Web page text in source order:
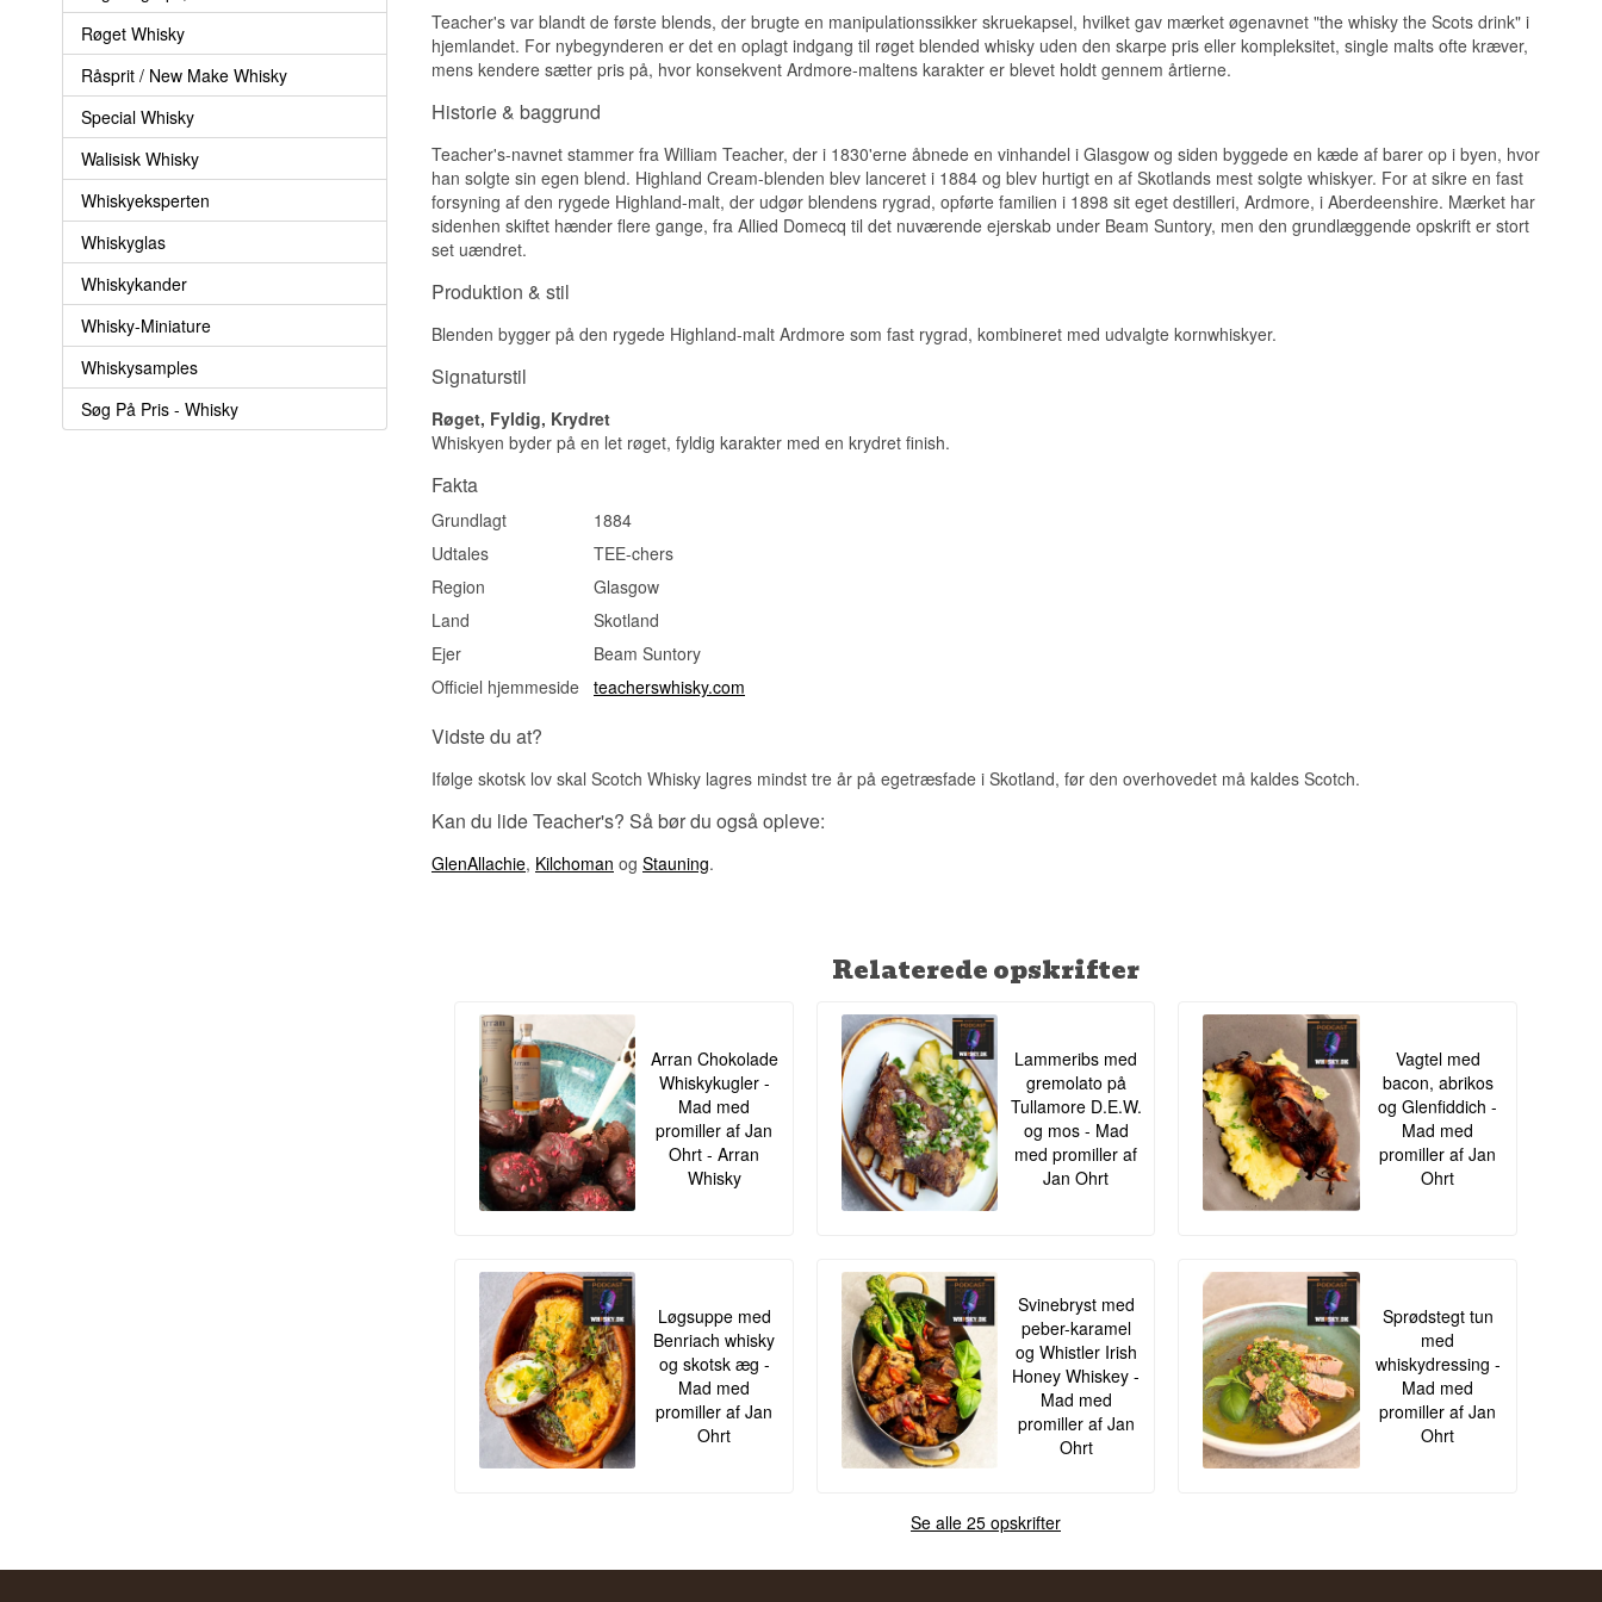
Røget Whisky
Råsprit / New Make Whisky
Special Whisky
Walisisk Whisky
Whiskyeksperten
Whiskyglas
Whiskykander
Whisky-Miniature
Whiskysamples
Søg På Pris - Whisky
Næse
Dyb malthed i starten, der udvikler sig til sødere toner af moden frugt og honning.
Eftersmag
Medium lang med varm sødme og et strejf af tørrede frugter.
Destilleri: William Teacher & Sons (kernemalt fra Ardmore)
EAN nr.: 5010093210007
Vidste du at?
William Teacher startede med at sælge whisky fra sin kones købmandsbutik i
Glasgow i 1830, længe før Highland Cream-navnet blev registreret i 1884.
Se hele vores udvalg af
Teacher's var blandt de første blends, der brugte en manipulationssikker skruekapsel, hvilket gav mærket øgenavnet "the whisky the Scots drink" i
hjemlandet. For nybegynderen er det en oplagt indgang til røget blended whisky uden den skarpe pris eller kompleksitet, single malts ofte kræver,
mens kendere sætter pris på, hvor konsekvent Ardmore-maltens karakter er blevet holdt gennem årtierne.
Historie & baggrund
Teacher's-navnet stammer fra William Teacher, der i 1830'erne åbnede en vinhandel i Glasgow og siden byggede en kæde af barer op i byen, hvor
han solgte sin egen blend. Highland Cream-blenden blev lanceret i 1884 og blev hurtigt en af Skotlands mest solgte whiskyer. For at sikre en fast
forsyning af den rygede Highland-malt, der udgør blendens rygrad, opførte familien i 1898 sit eget destilleri, Ardmore, i Aberdeenshire. Mærket har
sidenhen skiftet hænder flere gange, fra Allied Domecq til det nuværende ejerskab under Beam Suntory, men den grundlæggende opskrift er stort
set uændret.
Produktion & stil
Blenden bygger på den rygede Highland-malt Ardmore som fast rygrad, kombineret med udvalgte kornwhiskyer.
Signaturstil
Røget, Fyldig, Krydret
Whiskyen byder på en let røget, fyldig karakter med en krydret finish.
Fakta
Grundlagt
1884
Udtales
TEE-chers
Region
Glasgow
Land
Skotland
Ejer
Beam Suntory
Officiel hjemmeside teacherswhisky.com
Vidste du at?
Ifølge skotsk lov skal Scotch Whisky lagres mindst tre år på egetræsfade i Skotland, før den overhovedet må kaldes Scotch.
Kan du lide Teacher's? Så bør du også opleve:
GlenAllachie, Kilchoman og Stauning.
Relaterede opskrifter
Arran Chokolade
Whiskykugler -
Mad med
promiller af Jan
Ohrt - Arran
Whisky
Lammeribs med
gremolato på
Tullamore D.E.W.
og mos - Mad
med promiller af
Jan Ohrt
Vagtel med
bacon, abrikos
og Glenfiddich -
Mad med
promiller af Jan
Ohrt
Løgsuppe med
Benriach whisky
og skotsk æg -
Mad med
promiller af Jan
Ohrt
Svinebryst med
peber-karamel
og Whistler Irish
Honey Whiskey -
Mad med
promiller af Jan
Ohrt
Sprødstegt tun
med
whiskydressing -
Mad med
promiller af Jan
Ohrt
Se alle 25 opskrifter